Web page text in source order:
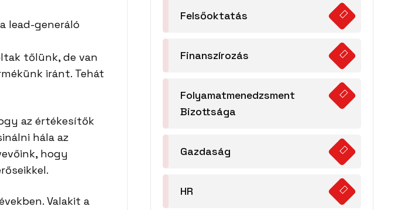
lead-generáló
tőlünk, de van
iránt. Tehát
az értékesítők
hála az
hogy
Valakit a
Felsőoktatás
Finanszírozás
Folyamatmenedzsment
Bizottsága
Gazdaság
HR